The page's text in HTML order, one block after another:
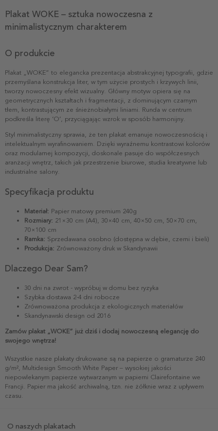
Plakat WOKE – sztuka nowoczesna z
minimalistycznym charakterem
O produkcie
Plakat „WOKE” to elegancka prezentacja abstrakcyjnej typografii, gdzie
przemyślana konstrukcja liter, w tym użycie prostych i krzywych linii,
tworzy nowoczesny efekt wizualny. Główny motyw opiera się na
geometrycznych kształtach i fragmentacji, z dominującym czarnym
tłem, kontrastującym ze śnieżnobiałymi liniami. Runda w centrum
podkreśla literę ‘O’, przyciągając wzrok w sposób harmonijny.
Styl minimalistyczny sprawia, że ten plakat emanuje nowoczesnością i
intelektualnym wyrafinowaniem. Dzięki wyraźnemu kontrastowi kolorów
oraz modularnej kompozycji, doskonale pasuje do współczesnych
aranżacji wnętrz, takich jak przestrzenie biurowe, studia kreatywne lub
industrialne salony.
Specyfikacja produktu
Materiał: Papier matowy premium 240g
Rozmiary: 21×30 cm (A4), 30×40 cm, 40×50 cm, 50×70 cm,
70×100 cm
Ramka: Sprzedawana osobno (dostępna w dębie, czerni i bieli)
Produkcja: Zrównoważony druk w Skandynawii
Dlaczego Dear Sam?
30 dni na zwrot - wypróbuj w domu bez ryzyka
Szybka dostawa 2-4 dni robocze
Zrównoważona produkcja z ekologicznych materiałów
Skandynawski design od 2016
Zamów plakat „WOKE” już dziś i dodaj nowoczesną elegancję do
swojego wnętrza!
Wszystkie nasze plakaty drukowane są na papierze o gramaturze 240
g/m², Multidesign Smooth White Paper – wysokiej jakości
niepowlekanym papierze wytwarzanym w papierni Clairefontaine we
Francji. Papier ma jakość archiwalną, tzn. nie żółknie wraz z upływem
czasu.
O naszych plakatach